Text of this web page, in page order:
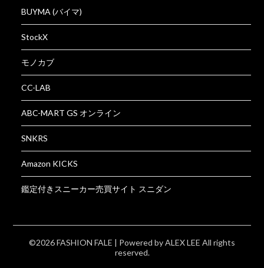
BUYMA (バイマ)
StockX
モノカブ
CC-LAB
ABC-MART GS オンライン
SNKRS
Amazon KICKS
鑑定付きスニーカー売買サイト スニダン
©2026 FASHION FALE | Powered byALEX LEE All rights
reserved.